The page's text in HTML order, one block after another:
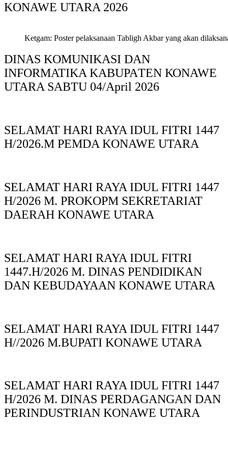
KONAWE UTARA 2026
Ketgam: Poster pelaksanaan Tabligh Akbar yang akan
DINAS KOMUNIKASI DAN
INFORMATIKA KABUPAΤΕΝ ΚΟNAWE
UTARA SABTU 04/April 2026
SELAMAT HARI RAYA IDUL FITRI 1447
H/2026.M PEMDA KONAWE UTARA
SELAMAT HARI RAYA IDUL FITRI 1447
H/2026 M. PROKOPM SEKRETARIAT
DAERAH KONAWE UTARA
SELAMAT HARI RAYA IDUL FITRI
1447.H/2026 M. DINAS PENDIDIKAN
DAN KEBUDAYAAN KONAWE UTARA
SELAMAT HARI RAYA IDUL FITRI 1447
H//2026 M.BUPATI KONAWE UTARA
SELAMAT HARI RAYA IDUL FITRI 1447
H/2026 M. DINAS PERDAGANGAN DAN
PERINDUSTRIAN KONAWE UTARA